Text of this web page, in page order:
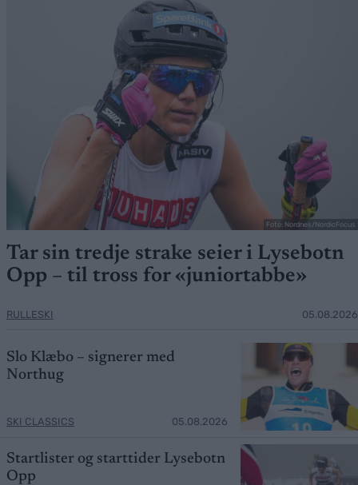
Foto: Nordnes/NordicFocus
Tar sin tredje strake seier i Lysebotn
Opp – til tross for «juniortabbe»
RULLESKI 05.08.2026
Slo Klæbo – signerer med
Northug
SKI CLASSICS 05.08.2026
Startlister og starttider Lysebotn
Opp